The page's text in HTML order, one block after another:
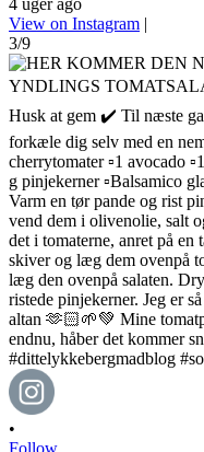
View on Instagram |
3/9
•
Follow